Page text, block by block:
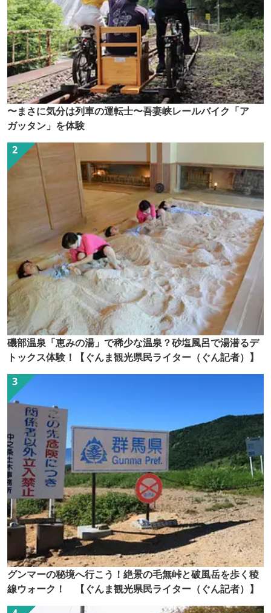
〜まさに気分は列車の運転士〜吾妻峡レールバイク「ア
ガッタン」を体験
磯部温泉「恵みの湯」で稀少な温泉？砂塩風呂で湯潜るデ
トックス体験！【ぐんま観光県民ライター（ぐん記者）】
グンマーの秘境へ行こう！絶景の毛無峠と破風岳を歩く稜
線ウォーク！ 【ぐんま観光県民ライター（ぐん記者）】